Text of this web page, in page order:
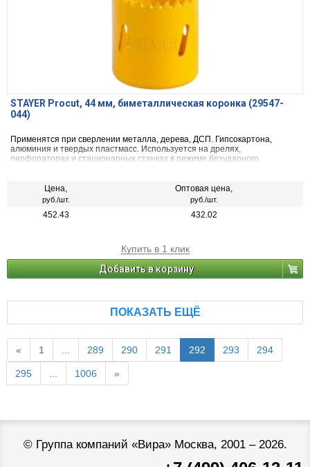
STAYER Procut, 44 мм, биметаллическая коронка (29547-
044)
Применятся при сверлении металла, дерева, ДСП. Гипсокартона,
алюминия и твердых пластмасс. Используется на дрелях,
перфораторах и стационарных станках в режиме безударного
Цена,
руб./шт.
Оптовая цена,
руб./шт.
452.43 432.02
Купить в 1 клик
Добавить в корзину
ПОКАЗАТЬ ЕЩЁ
« 1 ... 289 290 291 292 293 294
295 ... 1006 »
© Группа компаний «Вира»Москва, 2001 – 2026.